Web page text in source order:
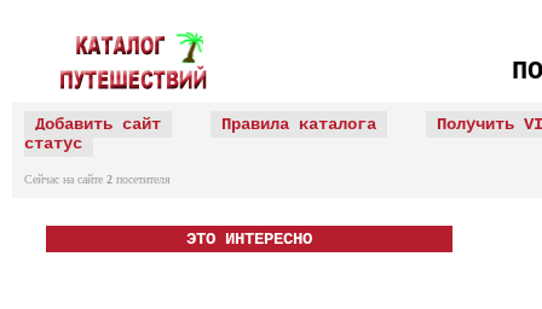
Добавить сайт Правила каталога
Получить
статус
Сейчас на сайте 2 посетителя
ЭТО ИНТЕРЕСНО